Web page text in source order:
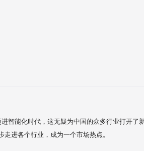
智能化时代，这无疑为中国的众多行业打开
进各个行业，成为一个市场热点。